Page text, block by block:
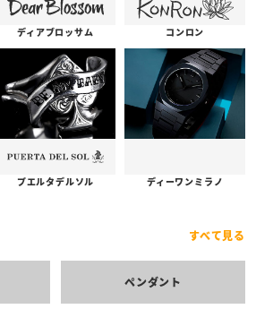
ディアブロッサム コンロン
プエルタデルソル ディーワンミラノ
すべて見る
ペンダント